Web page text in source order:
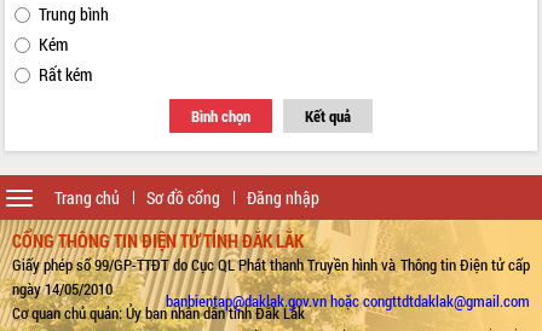
Trung bình
Kém
Rất kém
Bình chọn Kết quả
Trang chủ Sơ đồ cổng Đăng nhập
Toggle
navigation
CỔNG THÔNG TIN ĐIỆN TỬ TỈNH ĐẮK LẮK
Giấy phép số 99/GP-TTĐT do Cục QL Phát thanh Truyền hình và Thông tin Điện tử cấp
ngày 14/05/2010
Cơ quan chủ quản: Ủy ban nhân dân tỉnh Đắk Lắk
banbientap@daklak.gov.vn hoặc congttdtdaklak@gmail.com